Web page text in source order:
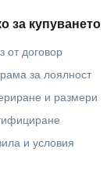
за купуването
от договор
за лоялност
и размери
и условия